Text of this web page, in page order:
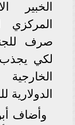
الخبير
صرف
لكي يجذب
الدولارية
وأضاف